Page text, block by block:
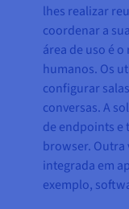
lhes realizar
coordenar a
área de uso é
humanos. Os
configurar
conversas. A
de endpoints e
browser. Outra
integrada em
exemplo,